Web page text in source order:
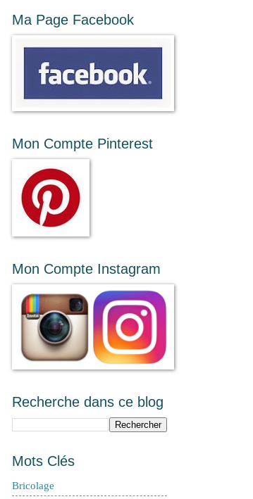
Ma Page Facebook
Mon Compte Pinterest
Mon Compte Instagram
Recherche dans ce blog
Mots Clés
Bricolage